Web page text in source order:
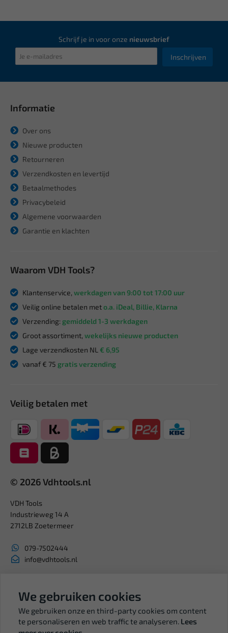
Schrijf je in voor onze nieuwsbrief
Inschrijven
Informatie
Over ons
Nieuwe producten
Retourneren
Verzendkosten en levertijd
Betaalmethodes
Privacybeleid
Algemene voorwaarden
Garantie en klachten
Waarom VDH Tools?
Klantenservice, werkdagen van 9:00 tot 17:00 uur
Veilig online betalen meto.a. iDeal, Billie, Klarna
Verzending: gemiddeld 1-3 werkdagen
Groot assortiment, wekelijks nieuwe producten
Lage verzendkosten NL € 6,95
vanaf € 75 gratis verzending
Veilig betalen met
© 2026 Vdhtools.nl
VDH Tools
Industrieweg 14 A
2712LB Zoetermeer
079-7502444
info@vdhtools.nl
BTW: NL819958657B01
We gebruiken cookies
We gebruiken onze en third-party cookies om content
te personaliseren en web traffic te analyseren. Lees